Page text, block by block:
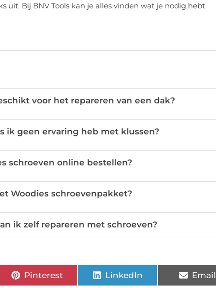
uit. Bij BNV Tools kan je alles vinden wat je nodig hebt.
voor het repareren van een dak?
ik geen ervaring heb met klussen?
schroeven online bestellen?
Woodies schroevenpakket?
ik zelf repareren met schroeven?
Pinterest LinkedIn Email